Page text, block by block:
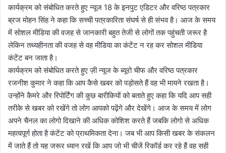
कार्यक्रम को संबोधित करते हुए न्यूज 18 के इनपुट एडिटर और वरिष्ठ पत्रकार
ब्रज मोहन सिंह ने कहा कि सच्ची पत्रकारिता संघर्ष से ही संभव है। आज के समय
में सोशल मीडिया की वजह से जानकारी बहुत तेजी से लोगों तक पहुंचती जरूर है
लेकिन तथ्यहीनता की वजह से वह मीडिया का कंटेंट न रह कर सोशल मीडिया
कंटेंट बन जाता है।
कार्यक्रम को संबोधित करते हुए ज़ी न्यूज के ब्यूरो चीफ और वरिष्ठ पत्रकार
रजनीश कुमार ने कहा कि आप कैसे खबर को पड़ोसते हैं वह भी मायने रखता है।
उन्होंने कैमरे और रिपोर्टिंग की कुछ बारीकियों को बताते हुए कहा कि यदि आप सही
तरीके से खबर को रखेंगे तो लोग आपको पढ़ेंगे और देखेंगे। आज के समय में लोग
अपने चैनल का लोगो दिखाने की अधिक कोशिश करते हैं जबकि लोगो से अधिक
महत्वपूर्ण होता है कंटेंट को प्राथमिकता देना। जब भी आप किसी खबर के संकलन
में जाते हैं तो यह जरूर ध्यान रखें कि आप जो भी चीजें रिकॉर्ड कर रहे हैं वह सही